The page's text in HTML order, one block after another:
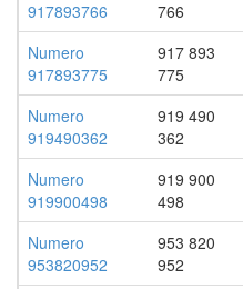
917893766
766
Numero
917893775
917 893
775
Numero
919490362
919 490
362
Numero
919900498
919 900
498
Numero
953820952
953 820
952